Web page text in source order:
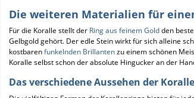
Die weiteren Materialien für
Für die Koralle stellt der Ring aus feinem Goldden
Gelbgold gehört. Der edle Stein wirkt für sich alleine
kostbarenfunkelnden Brillantenzu einem schönen
Koralle selbst schon der absolute Hingucker an der
Das verschiedene Aussehen der